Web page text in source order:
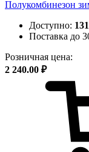
Полукомбинезон
Доступно:
Поставка до
Розничная цена:
2 240.00 ₽